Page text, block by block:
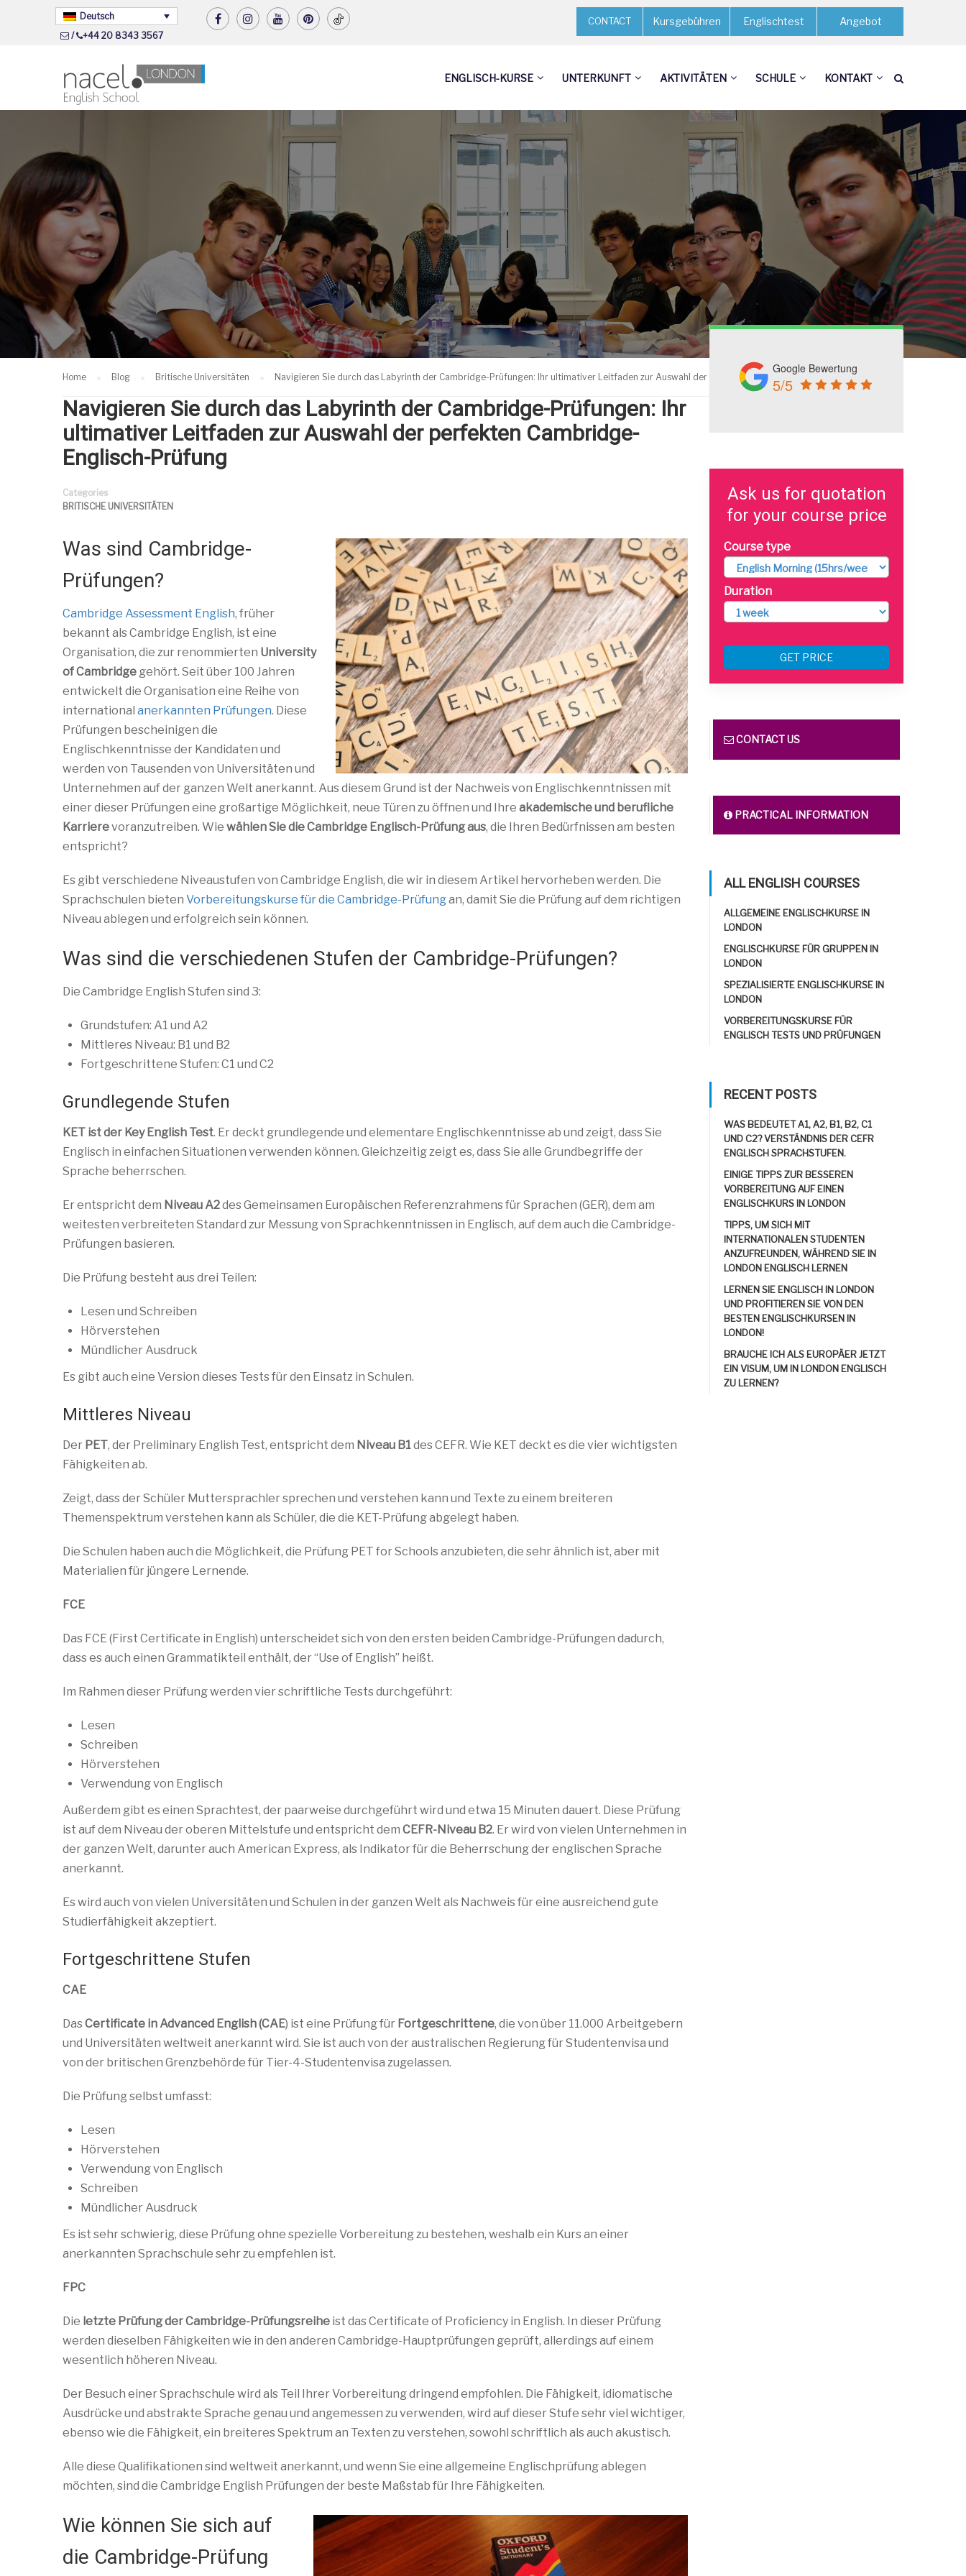
Deutsch
/
+44 20 8343 3567
Angebot
Englischtest
Kursgebühren
CONTACT
ENGLISCH-KURSE UNTERKUNFT AKTIVITÄTEN SCHULE KONTAKT
Home Blog Britische Universitäten Navigieren Sie durch das Labyrinth der Cambridge-Prüfungen: Ihr ultimativer Leitfaden zur Auswahl der perfekten Cambridge-Englisch-Prüfung
Navigieren Sie durch das Labyrinth der Cambridge-Prüfungen: Ihr
ultimativer Leitfaden zur Auswahl der perfekten Cambridge-
Englisch-Prüfung
Categories
BRITISCHE UNIVERSITÄTEN
Was sind Cambridge-
Prüfungen?
Cambridge Assessment English, früher
bekannt als Cambridge English, ist eine
Organisation, die zur renommierten University
of Cambridge gehört. Seit über 100 Jahren
entwickelt die Organisation eine Reihe von
international anerkannten Prüfungen. Diese
Prüfungen bescheinigen die
Englischkenntnisse der Kandidaten und
werden von Tausenden von Universitäten und
Unternehmen auf der ganzen Welt anerkannt. Aus diesem Grund ist der Nachweis von Englischkenntnissen mit
einer dieser Prüfungen eine großartige Möglichkeit, neue Türen zu öffnen und Ihre akademische und berufliche
Karrierevoranzutreiben. Wie wählen Sie die Cambridge Englisch-Prüfung aus, die Ihren Bedürfnissen am besten
entspricht?
Es gibt verschiedene Niveaustufen von Cambridge English, die wir in diesem Artikel hervorheben werden. Die
Sprachschulen bieten Vorbereitungskurse für die Cambridge-Prüfungan, damit Sie die Prüfung auf dem richtigen
Niveau ablegen und erfolgreich sein können.
Was sind die verschiedenen Stufen der Cambridge-Prüfungen?
Die Cambridge English Stufen sind 3:
Grundstufen: A1 und A2
Mittleres Niveau: B1 und B2
Fortgeschrittene Stufen: C1 und C2
Grundlegende Stufen
KET ist der Key English Test. Er deckt grundlegende und elementare Englischkenntnisse ab und zeigt, dass Sie
Englisch in einfachen Situationen verwenden können. Gleichzeitig zeigt es, dass Sie alle Grundbegriffe der
Sprache beherrschen.
Er entspricht dem Niveau A2des Gemeinsamen Europäischen Referenzrahmens für Sprachen (GER), dem am
weitesten verbreiteten Standard zur Messung von Sprachkenntnissen in Englisch, auf dem auch die Cambridge-
Prüfungen basieren.
Die Prüfung besteht aus drei Teilen:
Lesen und Schreiben
Hörverstehen
Mündlicher Ausdruck
Es gibt auch eine Version dieses Tests für den Einsatz in Schulen.
Mittleres Niveau
Der PET, der Preliminary English Test, entspricht dem Niveau B1des CEFR. Wie KET deckt es die vier wichtigsten
Fähigkeiten ab.
Zeigt, dass der Schüler Muttersprachler sprechen und verstehen kann und Texte zu einem breiteren
Themenspektrum verstehen kann als Schüler, die die KET-Prüfung abgelegt haben.
Die Schulen haben auch die Möglichkeit, die Prüfung PET for Schools anzubieten, die sehr ähnlich ist, aber mit
Materialien für jüngere Lernende.
FCE
Das FCE (First Certificate in English) unterscheidet sich von den ersten beiden Cambridge-Prüfungen dadurch,
dass es auch einen Grammatikteil enthält, der “Use of English” heißt.
Im Rahmen dieser Prüfung werden vier schriftliche Tests durchgeführt:
Lesen
Schreiben
Hörverstehen
Verwendung von Englisch
Außerdem gibt es einen Sprachtest, der paarweise durchgeführt wird und etwa 15 Minuten dauert. Diese Prüfung
ist auf dem Niveau der oberen Mittelstufe und entspricht dem CEFR-Niveau B2. Er wird von vielen Unternehmen in
der ganzen Welt, darunter auch American Express, als Indikator für die Beherrschung der englischen Sprache
anerkannt.
Es wird auch von vielen Universitäten und Schulen in der ganzen Welt als Nachweis für eine ausreichend gute
Studierfähigkeit akzeptiert.
Fortgeschrittene Stufen
CAE
Das Certificate in Advanced English (CAE) ist eine Prüfung für Fortgeschrittene, die von über 11.000 Arbeitgebern
und Universitäten weltweit anerkannt wird. Sie ist auch von der australischen Regierung für Studentenvisa und
von der britischen Grenzbehörde für Tier-4-Studentenvisa zugelassen.
Die Prüfung selbst umfasst:
Lesen
Hörverstehen
Verwendung von Englisch
Schreiben
Mündlicher Ausdruck
Es ist sehr schwierig, diese Prüfung ohne spezielle Vorbereitung zu bestehen, weshalb ein Kurs an einer
anerkannten Sprachschule sehr zu empfehlen ist.
FPC
Die letzte Prüfung der Cambridge-Prüfungsreihe ist das Certificate of Proficiency in English. In dieser Prüfung
werden dieselben Fähigkeiten wie in den anderen Cambridge-Hauptprüfungen geprüft, allerdings auf einem
wesentlich höheren Niveau.
Der Besuch einer Sprachschule wird als Teil Ihrer Vorbereitung dringend empfohlen. Die Fähigkeit, idiomatische
Ausdrücke und abstrakte Sprache genau und angemessen zu verwenden, wird auf dieser Stufe sehr viel wichtiger,
ebenso wie die Fähigkeit, ein breiteres Spektrum an Texten zu verstehen, sowohl schriftlich als auch akustisch.
Alle diese Qualifikationen sind weltweit anerkannt, und wenn Sie eine allgemeine Englischprüfung ablegen
möchten, sind die Cambridge English Prüfungen der beste Maßstab für Ihre Fähigkeiten.
Wie können Sie sich auf
die Cambridge-Prüfung
Google Bewertung
5/5
Ask us for quotation
for your course price
Course type
Duration
GET PRICE
CONTACT US
PRACTICAL INFORMATION
ALL ENGLISH COURSES
ALLGEMEINE ENGLISCHKURSE IN
LONDON
ENGLISCHKURSE FÜR GRUPPEN IN
LONDON
SPEZIALISIERTE ENGLISCHKURSE IN
LONDON
VORBEREITUNGSKURSE FÜR
ENGLISCH TESTS UND PRÜFUNGEN
RECENT POSTS
WAS BEDEUTET A1, A2, B1, B2, C1
UND C2? VERSTÄNDNIS DER CEFR
ENGLISCH SPRACHSTUFEN.
EINIGE TIPPS ZUR BESSEREN
VORBEREITUNG AUF EINEN
ENGLISCHKURS IN LONDON
TIPPS, UM SICH MIT
INTERNATIONALEN STUDENTEN
ANZUFREUNDEN, WÄHREND SIE IN
LONDON ENGLISCH LERNEN
LERNEN SIE ENGLISCH IN LONDON
UND PROFITIEREN SIE VON DEN
BESTEN ENGLISCHKURSEN IN
LONDON!
BRAUCHE ICH ALS EUROPÄER JETZT
EIN VISUM, UM IN LONDON ENGLISCH
ZU LERNEN?